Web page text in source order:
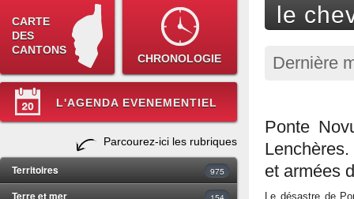
CARTE
DES
CANTONS
CHRONOLOGIE
L'AGENDA EVENEMENTIEL
Parcourez-ici les rubriques
Territoires 975
Terre et mer
le
Dernière
Ponte
et armées
Le désastre de